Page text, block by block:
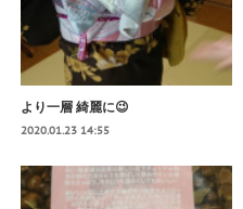
より一層 綺麗に😉
2020.01.23 14:55